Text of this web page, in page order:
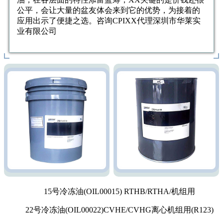
公平，会让大量的盆友体会来到它的优势，为接着的
应用出示了便捷之选。咨询CPIXX代理深圳市华莱实
业有限公司
15号冷冻油(OIL00015) RTHB/RTHA/机组用
22号冷冻油(OIL00022)CVHE/CVHG离心机组用(R123)